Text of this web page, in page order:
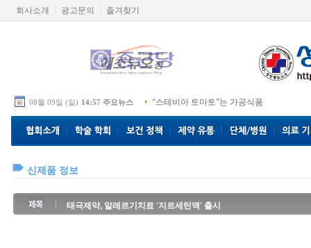
회사소개 광고문의 즐겨찾기
08월 09일 (일) 14:57 주요뉴스 “스테비아 토마토”는 가공식품
신제품 정보
태극제약, 알레르기치료 '지르세틴액' 출시